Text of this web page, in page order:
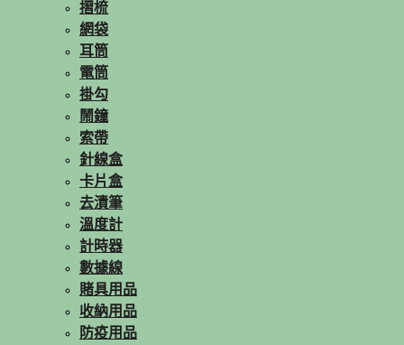
摺梳
網袋
耳筒
電筒
掛勾
鬧鐘
索帶
針線盒
卡片盒
去漬筆
溫度計
計時器
數據線
賭具用品
收納用品
防疫用品